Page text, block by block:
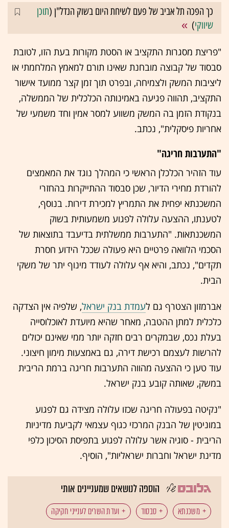
כך הפכה תל אביב של פעם לשיחת היום בשוק הנדל"ן (תוכן
שיווקי)
"פריצת מסגרות התקציב או הסטת מקורות בעת הזו, לטובת
סבסוד של קבוצה מובחנת שאינו תורם למאמץ המלחמתי או
ליציבות המשק ולצמיחה, ובפרט תוך זמן קצר ממועד אישור
התקציב, תהווה פגיעה באמינותה הכלכלית של הממשלה,
בנקודת הזמן בה המשק משווע למסר אמין וחד משמעי של
אחריות פיסקלית", נכתב.
"התערבות חריגה"
עוד הזהיר הכלכלן הראשי כי המהלך נוגד את המאמצים
להורדת מחירי הדיור, שכן סבסוד ההתייקרות בהחזרי
המשכנתא יפחית את התמריץ למכירת דירות. בנוסף,
לטענתו, ההצעה עלולה לפגוע משמעותית בשוק
המשכנתאות. "התערבות ממשלתית בדיעבד בתוצאות של
הסכמי הלוואה פרטיים היא פעולה שככל הידוע חסרת
תקדים", נכתב, והיא אף עלולה לעודד מינוף יתר של משקי
הבית.
אברמזון הצטרף גם לעמדת בנק ישראל, שלפיה אין הצדקה
כלכלית למתן ההטבה, מאחר שהיא מיועדת לאוכלוסייה
בעלת נכס, שבמקרים רבים חזקה יותר ממי שאינם יכולים
להרשות לעצמם רכישת דירה, גם באמצעות מימון חיצוני.
עוד טען כי ההצעה מהווה התערבות חריגה ברמת הריבית
במשק, שאותה קובע בנק ישראל.
"נקיטה בפעולה חריגה שכזו עלולה מצידה גם לפגוע
במוניטין של הבנק המרכזי כגוף עצמאי לקביעת מדיניות
הריבית - סוגיה אשר עלולה לפגוע בתפיסת הסיכון כלפי
מדינת ישראל וחברות ישראליות", הוסיף.
הוספה לנושאים שמעניינים אותי
משכנתא סבסוד
ועדת השרים לענייני חקיקה